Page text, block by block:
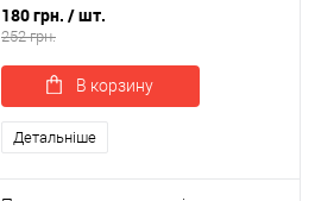
водовідштовхувальний
грязезахисний OSPORT 40x30 см (R-
180 грн. / шт.
252 грн.
В корзину
Детальніше